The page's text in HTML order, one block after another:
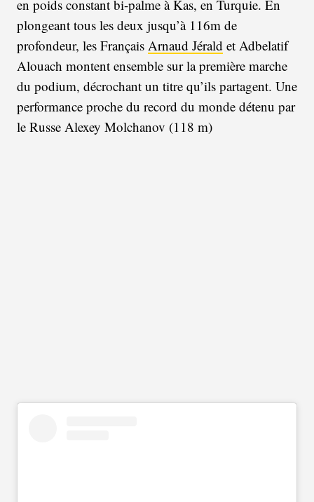
en poids constant bi-palme à Kas, en Turquie. En
plongeant tous les deux jusqu’à 116m de
profondeur, les Français Arnaud Jérald et Adbelatif
Alouach montent ensemble sur la première marche
du podium, décrochant un titre qu’ils partagent. Une
performance proche du record du monde détenu par
le Russe Alexey Molchanov (118 m)